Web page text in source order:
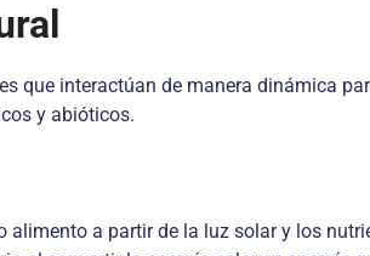
que interactúan de manera dinámica
y abióticos.
a partir de la luz solar y los